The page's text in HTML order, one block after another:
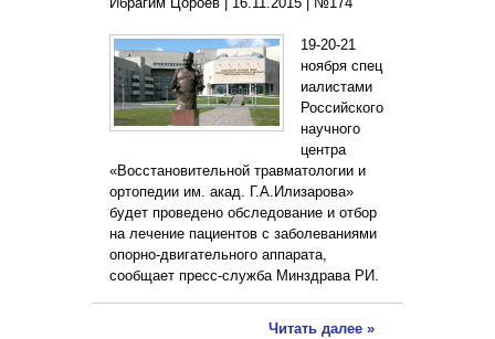
19-20-21
ноября спец
иалистами
Российского
научного
центра
«Восстановительной травматологии и
ортопедии им. акад. Г.А.Илизарова»
будет проведено обследование и отбор
на лечение пациентов с заболеваниями
опорно-двигательного аппарата,
сообщает пресс-служба Минздрава РИ.
Читать далее »